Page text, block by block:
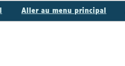
Aller au menu principal